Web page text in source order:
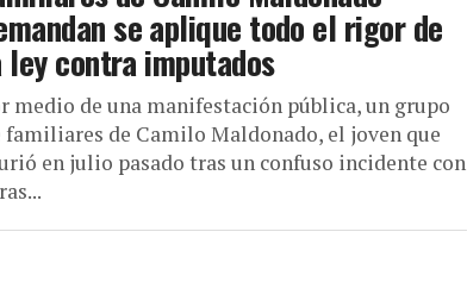
se aplique todo el rigor de
ley contra imputados
medio de una manifestación pública, un grupo
familiares de Camilo Maldonado, el joven que
en julio pasado tras un confuso incidente con